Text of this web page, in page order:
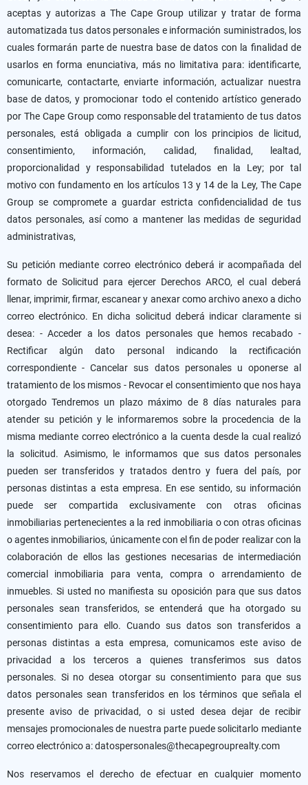
aceptas y autorizas a The Cape Group utilizar y tratar de forma
automatizada tus datos personales e información suministrados, los
cuales formarán parte de nuestra base de datos con la finalidad de
usarlos en forma enunciativa, más no limitativa para: identificarte,
comunicarte, contactarte, enviarte información, actualizar nuestra
base de datos, y promocionar todo el contenido artístico generado
por The Cape Group como responsable del tratamiento de tus datos
personales, está obligada a cumplir con los principios de licitud,
consentimiento, información, calidad, finalidad, lealtad,
proporcionalidad y responsabilidad tutelados en la Ley; por tal
motivo con fundamento en los artículos 13 y 14 de la Ley, The Cape
Group se compromete a guardar estricta confidencialidad de tus
datos personales, así como a mantener las medidas de seguridad
administrativas,
Su petición mediante correo electrónico deberá ir acompañada del
formato de Solicitud para ejercer Derechos ARCO, el cual deberá
llenar, imprimir, firmar, escanear y anexar como archivo anexo a dicho
correo electrónico. En dicha solicitud deberá indicar claramente si
desea: - Acceder a los datos personales que hemos recabado -
Rectificar algún dato personal indicando la rectificación
correspondiente - Cancelar sus datos personales u oponerse al
tratamiento de los mismos - Revocar el consentimiento que nos haya
otorgado Tendremos un plazo máximo de 8 días naturales para
atender su petición y le informaremos sobre la procedencia de la
misma mediante correo electrónico a la cuenta desde la cual realizó
la solicitud. Asimismo, le informamos que sus datos personales
pueden ser transferidos y tratados dentro y fuera del país, por
personas distintas a esta empresa. En ese sentido, su información
puede ser compartida exclusivamente con otras oficinas
inmobiliarias pertenecientes a la red inmobiliaria o con otras oficinas
o agentes inmobiliarios, únicamente con el fin de poder realizar con la
colaboración de ellos las gestiones necesarias de intermediación
comercial inmobiliaria para venta, compra o arrendamiento de
inmuebles. Si usted no manifiesta su oposición para que sus datos
personales sean transferidos, se entenderá que ha otorgado su
consentimiento para ello. Cuando sus datos son transferidos a
personas distintas a esta empresa, comunicamos este aviso de
privacidad a los terceros a quienes transferimos sus datos
personales. Si no desea otorgar su consentimiento para que sus
datos personales sean transferidos en los términos que señala el
presente aviso de privacidad, o si usted desea dejar de recibir
mensajes promocionales de nuestra parte puede solicitarlo mediante
correo electrónico a: datospersonales@thecapegrouprealty.com
Nos reservamos el derecho de efectuar en cualquier momento